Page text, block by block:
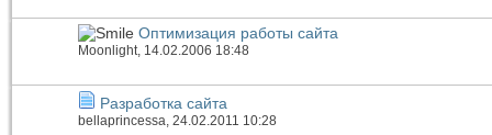
Оптимизация работы сайта
Moonlight, 14.02.2006 18:48
Разработка сайта
bellaprincessa , 24.02.2011 10:28